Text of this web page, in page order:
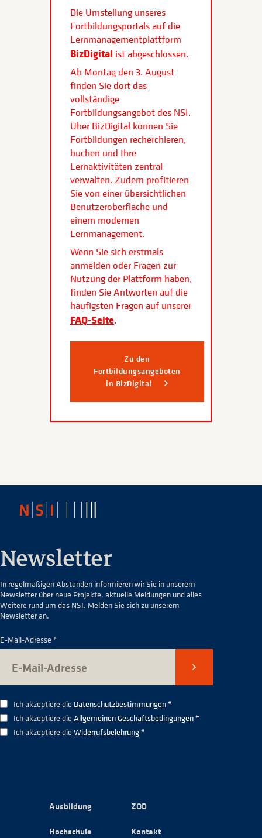
Die Umstellung unseres
Fortbildungsportals auf die
Lernmanagementplattform
BizDigital ist abgeschlossen.
Ab Montag den 3. August
finden Sie dort das
vollständige
Fortbildungsangebot des NSI.
Über BizDigital können Sie
Fortbildungen recherchieren,
buchen und Ihre
Lernaktivitäten zentral
verwalten. Zudem profitieren
Sie von einer übersichtlichen
Benutzeroberfläche und
einem modernen
Lernmanagement.
Wenn Sie sich erstmals
anmelden oder Fragen zur
Nutzung der Plattform haben,
finden Sie Antworten auf die
häufigsten Fragen auf unserer
FAQ-Seite.
Zu den
Fortbildungsangeboten
in BizDigital
Newsletter
In regelmäßigen Abständen informieren wir Sie in unserem
Newsletter über neue Projekte, aktuelle Meldungen und alles
Weitere rund um das NSI. Melden Sie sich zu unserem
Newsletter an.
E-Mail-Adresse *
Senden
Ich akzeptiere die Datenschutzbestimmungen*
Ich akzeptiere die Allgemeinen Geschäftsbedingungen*
Ich akzeptiere die Widerrufsbelehrung*
Ausbildung
Hochschule
ZOD
Kontakt